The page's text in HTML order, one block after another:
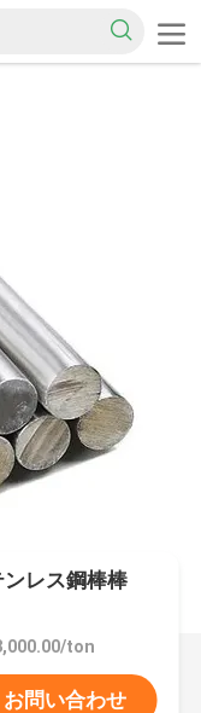
レス鋼棒棒
ton
お問い合わせ